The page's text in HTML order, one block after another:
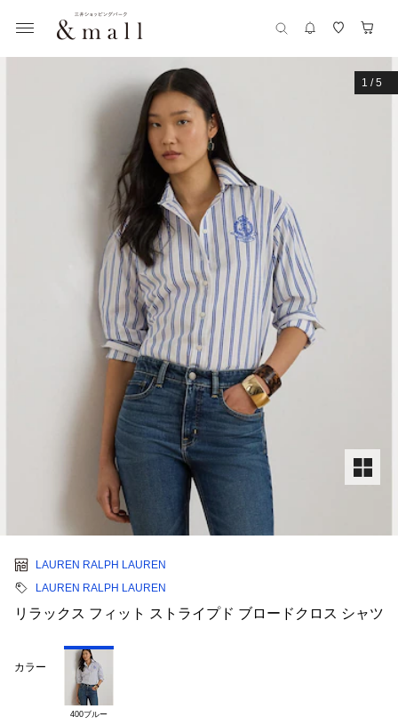
1 /5
LAUREN RALPH LAUREN
LAUREN RALPH LAUREN
リラックス フィット ストライプド ブロードクロス シャツ
カラー
400ブルー